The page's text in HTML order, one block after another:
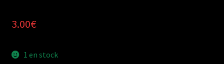
3.00€
1 en stock